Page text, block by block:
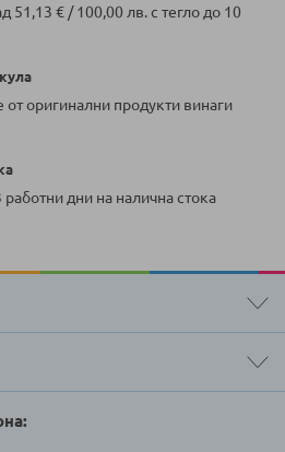
51,13 € / 100,00 лв. с тегло до 10
от оригинални продукти винаги
дни на налична стока